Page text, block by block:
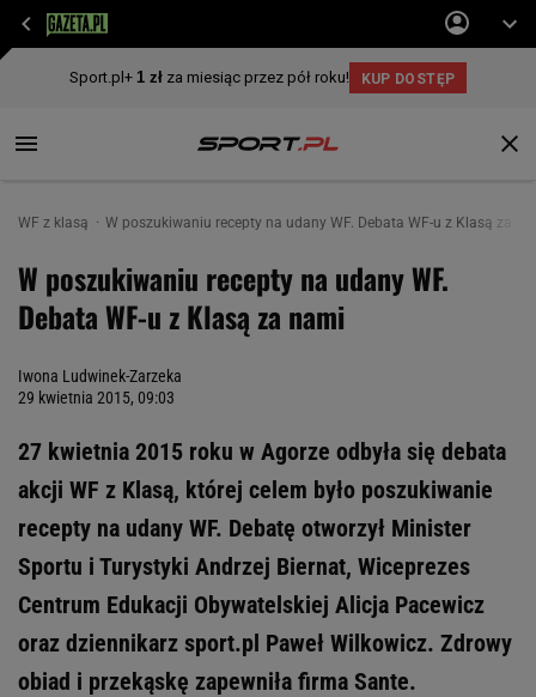
WF z klasą W poszukiwaniu recepty na udany WF. Debata WF-u z Klasą za
W poszukiwaniu recepty na udany WF.
Debata WF-u z Klasą za nami
Iwona Ludwinek-Zarzeka
29 kwietnia 2015, 09:03
27 kwietnia 2015 roku w Agorze odbyła się debata
akcji WF z Klasą, której celem było poszukiwanie
recepty na udany WF. Debatę otworzył Minister
Sportu i Turystyki Andrzej Biernat, Wiceprezes
Centrum Edukacji Obywatelskiej Alicja Pacewicz
oraz dziennikarz sport.pl Paweł Wilkowicz. Zdrowy
obiad i przekąskę zapewniła firma Sante.